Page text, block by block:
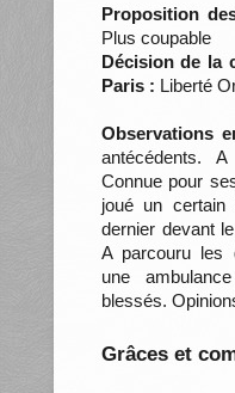
Proposition
Plus coupable
Décision de la
Paris : Liberté
Observations
antécédents.
Connue pour
joué un
dernier devant
A parcouru les
une
blessés.
Grâces et